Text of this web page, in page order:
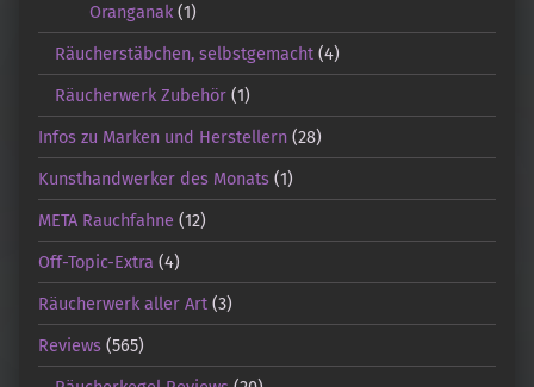
Oranganak (1)
Räucherstäbchen, selbstgemacht (4)
Räucherwerk Zubehör (1)
Infos zu Marken und Herstellern (28)
Kunsthandwerker des Monats (1)
META Rauchfahne (12)
Off-Topic-Extra (4)
Räucherwerk aller Art (3)
Reviews (565)